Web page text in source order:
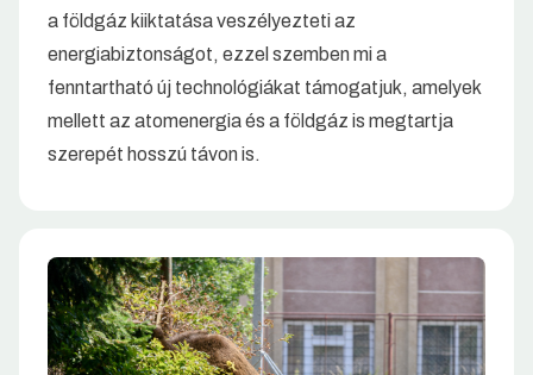
a földgáz kiiktatása veszélyezteti az
energiabiztonságot, ezzel szemben mi a
fenntartható új technológiákat támogatjuk, amelyek
mellett az atomenergia és a földgáz is megtartja
szerepét hosszú távon is.